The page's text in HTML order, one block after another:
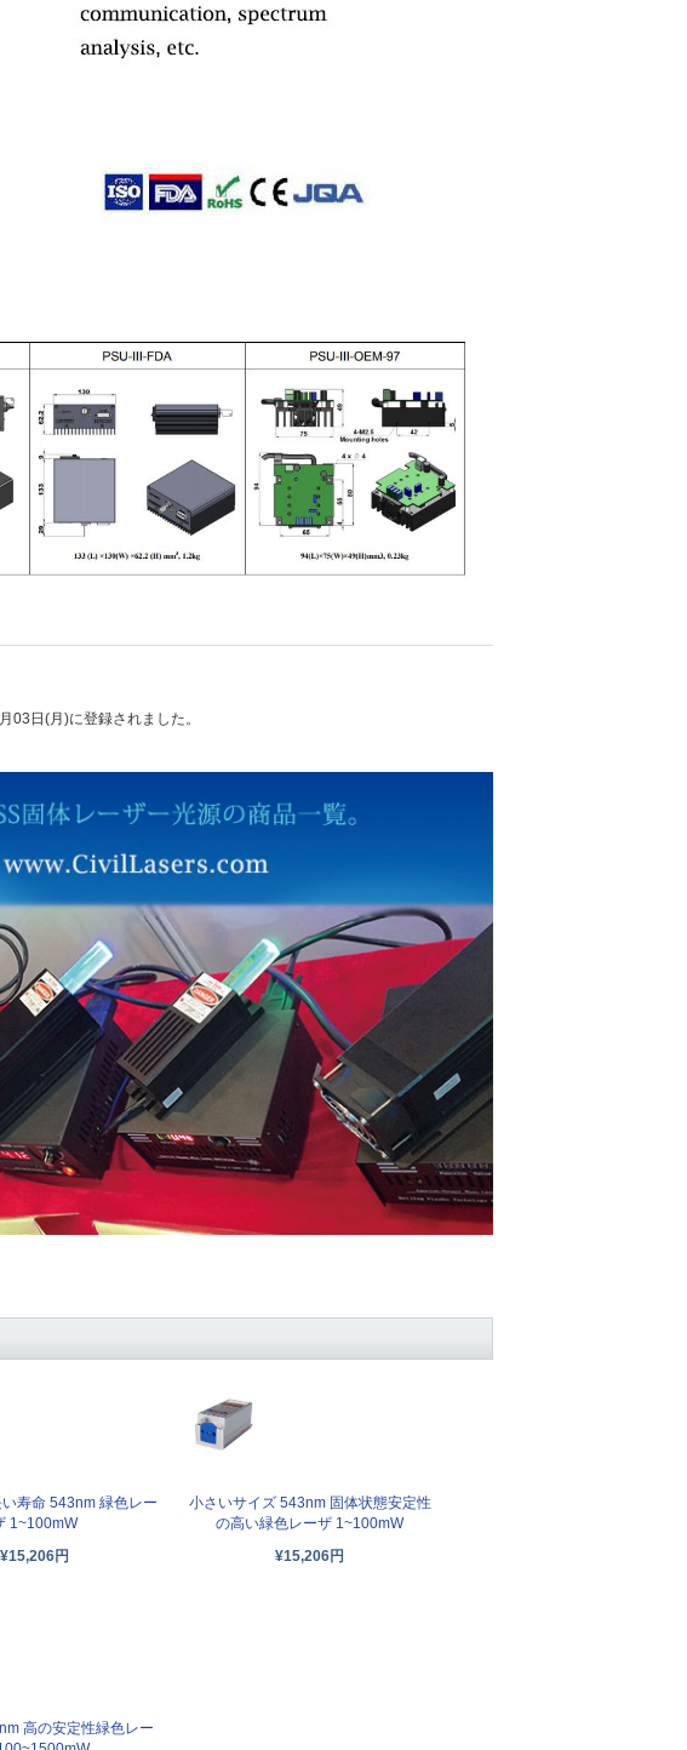
03日(月)に登録されました。
寿命 543nm 緑色レー
1~100mW
¥15,206円
小さいサイズ 543nm 固体状態安定性
の高い緑色レーザ 1~100mW
¥15,206円
高の安定性緑色レー